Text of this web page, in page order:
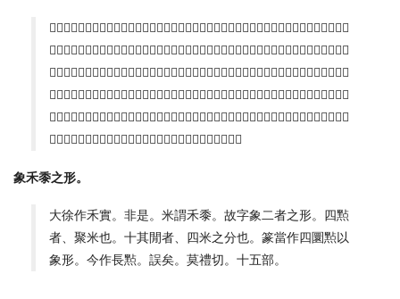
𠧪部曰。粟、嘉穀實也。嘉穀者、禾黍也。實當作人。粟舉連秠者言之。米則秠中之人。如果實
之有人也。果人之字古書皆作人。金刻本艸尙無作仁者。至明刻乃盡改爲仁。鄭注冢宰職。九穀
不言粟。注倉人掌粟入之藏云。九穀盡藏焉。以粟爲主。粟正謂禾黍也。禾者、民食之大同。黍
者、食之所貴。故皆曰嘉穀。其去秠存人曰米。因以爲凡穀人之名。是故禾黍曰米。稻稷麥苽亦
曰米。舍人注所謂六米也。六米卽膳夫、食醫之食用六穀也。賓客之車米、筥米。喪紀之飯米。
不外黍粱稻稷四者。凡穀必中有人而後謂之秀。故秀从禾人。
象禾黍之形。
大徐作禾實。非是。米謂禾黍。故字象二者之形。四㸃
者、聚米也。十其閒者、四米之分也。篆當作四圜㸃以
象形。今作長㸃。誤矣。莫禮切。十五部。